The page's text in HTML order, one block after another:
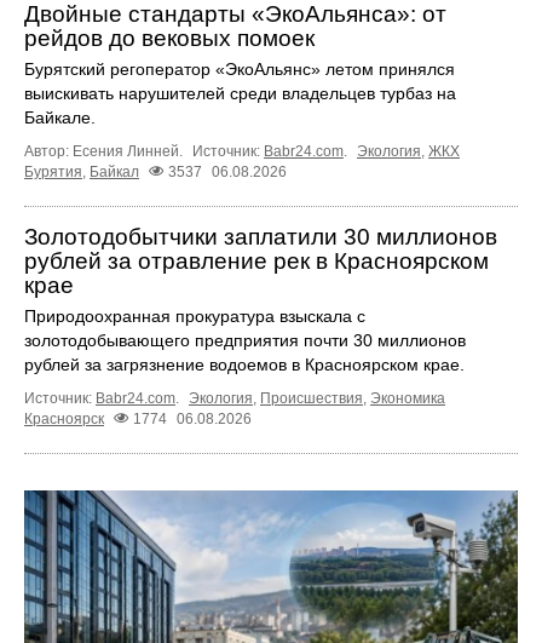
Двойные стандарты «ЭкоАльянса»: от
рейдов до вековых помоек
Бурятский регоператор «ЭкоАльянс» летом принялся
выискивать нарушителей среди владельцев турбаз на
Байкале.
Автор: Есения Линней. Источник: Babr24.com. Экология, ЖКХ
Бурятия, Байкал 3537 06.08.2026
Золотодобытчики заплатили 30 миллионов
рублей за отравление рек в Красноярском
крае
Природоохранная прокуратура взыскала с
золотодобывающего предприятия почти 30 миллионов
рублей за загрязнение водоемов в Красноярском крае.
Источник: Babr24.com. Экология, Происшествия, Экономика
Красноярск
1774 06.08.2026